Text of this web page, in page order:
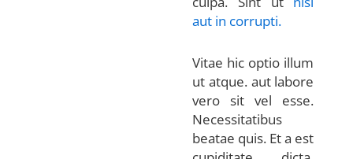
aut in corrupti.
Vitae hic optio illum
ut atque. aut labore
vero sit vel esse.
Necessitatibus
beatae quis. Et a est